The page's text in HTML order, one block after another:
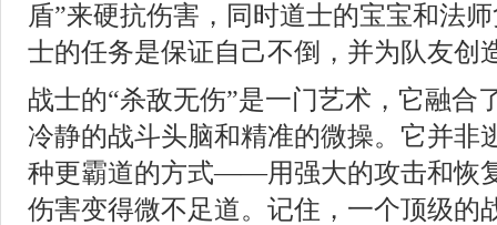
盾”来硬抗伤害，同时道士的宝宝和法
士的任务是保证自己不倒，并为队友创
战士的“杀敌无伤”是一门艺术，它融合
冷静的战斗头脑和精准的微操。它并非
种更霸道的方式——用强大的攻击和恢
伤害变得微不足道。记住，一个顶级的